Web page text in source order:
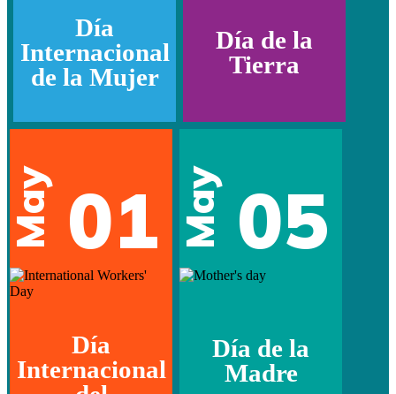
Día
Internacional
de la Mujer
Día de la
Tierra
May 01
Día
Internacional
May 05
Día de la
Madre